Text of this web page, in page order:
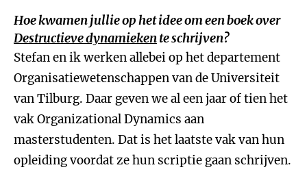
Hoe kwamen jullie op het idee om een boek over
Destructieve dynamiekente schrijven?
Stefan en ik werken allebei op het departement
Organisatiewetenschappen van de Universiteit
van Tilburg. Daar geven we al een jaar of tien het
vak Organizational Dynamics aan
masterstudenten. Dat is het laatste vak van hun
opleiding voordat ze hun scriptie gaan schrijven.